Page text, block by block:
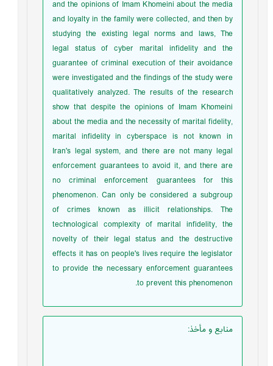
and the opinions of Imam Khomeini about the media
and loyalty in the family were collected, and then by
studying the existing legal norms and laws, The
legal status of cyber marital infidelity and the
guarantee of criminal execution of their avoidance
were investigated and the findings of the study were
qualitatively analyzed. The results of the research
show that despite the opinions of Imam Khomeini
about the media and the necessity of marital fidelity,
marital infidelity in cyberspace is not known in
Iran's legal system, and there are not many legal
enforcement guarantees to avoid it, and there are
no criminal enforcement guarantees for this
phenomenon. Can only be considered a subgroup
of crimes known as illicit relationships. The
technological complexity of marital infidelity, the
novelty of their legal status and the destructive
effects it has on people's lives require the legislator
to provide the necessary enforcement guarantees
to prevent this phenomenon.
منابع و مأخذ: